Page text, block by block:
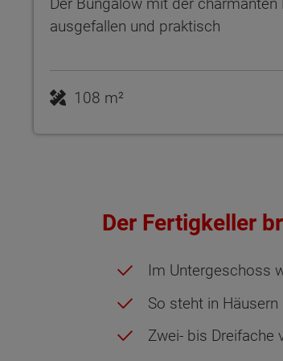
ausgefallen und praktisch
108 m²
Der Fertigkeller
Im Untergeschoss
So steht in
Zwei- bis Dreifache